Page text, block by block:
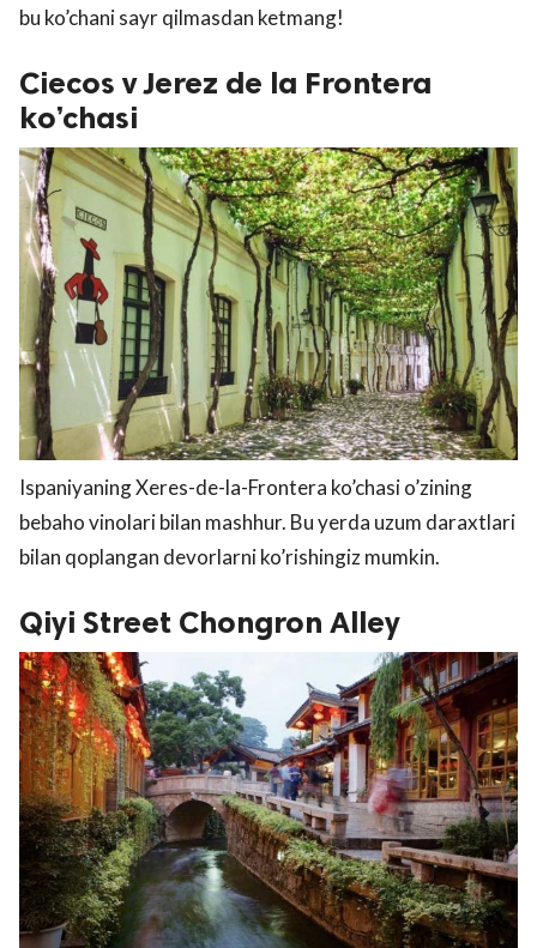
bu ko’chani sayr qilmasdan ketmang!
Ciecos v Jerez de la Frontera
ko’chasi
Ispaniyaning Xeres-de-la-Frontera ko’chasi o’zining
bebaho vinolari bilan mashhur. Bu yerda uzum daraxtlari
bilan qoplangan devorlarni ko’rishingiz mumkin.
Qiyi Street Chongron Alley